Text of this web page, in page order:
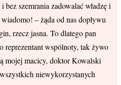
bez szemrania zadowalać władzę i
– żąda od nas dopływu
rzecz jasna. To dlatego pan
reprezentant wspólnoty, tak żywo
mojej macicy, doktor Kowalski
niewykorzystanych